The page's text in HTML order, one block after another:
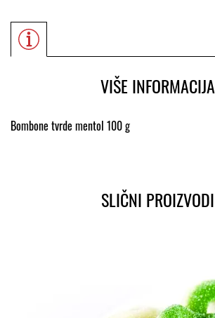
VIŠE INFORMACIJA
Bombone tvrde mentol 100 g
SLIČNI PROIZVODI